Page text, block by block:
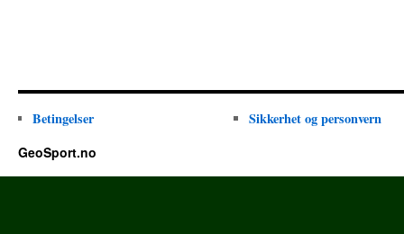
Betingelser Sikkerhet og personvern
GeoSport.no